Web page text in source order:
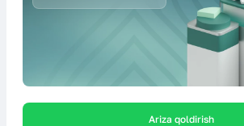
Ariza qoldirish